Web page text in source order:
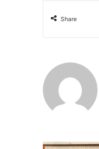
Share
P